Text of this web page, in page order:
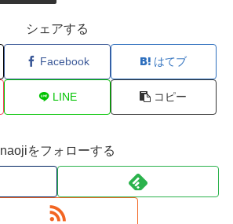
シェアする
Facebook はてブ
LINE コピー
naojiをフォローする